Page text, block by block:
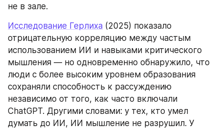
не в зале.
Исследование Герлиха (2025) показало
отрицательную корреляцию между частым
использованием ИИ и навыками критического
мышления — но одновременно обнаружило, что
люди с более высоким уровнем образования
сохраняли способность к рассуждению
независимо от того, как часто включали
ChatGPT. Другими словами: у тех, кто умел
думать до ИИ, ИИ мышление не разрушил. У